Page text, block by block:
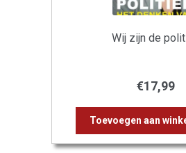
Wij zijn de
€17,99
Toevoegen aan